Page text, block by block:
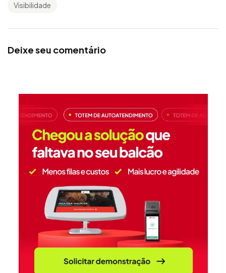
Visibilidade
Deixe seu comentário